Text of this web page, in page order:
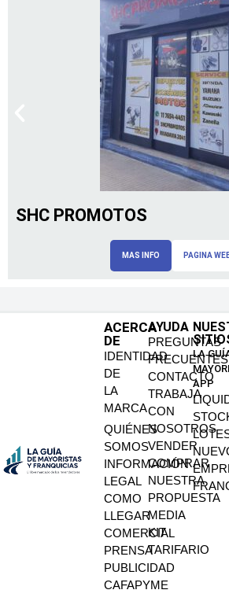
SHC PROMOTOS
MAS INFO PAGINA
ACERCA
DE
IDENTIDAD
DE
LA
MARCA
QUIÉNES
SOMOS
INFORMACIÓN
LEGAL
COMO
LLEGAR
COMERCIAL
PRENSA
PUBLICIDAD
CAFAPYME
AYUDA
PREGUNTAS
FRECUENTES
CONTACTO
TRABAJA
CON
NOSOTROS
VENDER
COMPRAR
NUESTRA
PROPUESTA
MEDIA
KIT
TARIFARIO
LA
APP